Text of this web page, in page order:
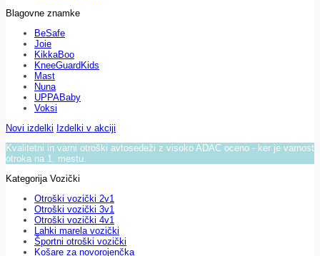
Blagovne znamke
BeSafe
Joie
KikkaBoo
KneeGuardKids
Mast
Nuna
UPPABaby
Voksi
Novi izdelki Izdelki v akciji
Kvalitetni in varni otroški avtosedeži z visoko ADAC oceno - ker je varnost
otroka na 1. mestu.
Kategorija Vozički
Otroški vozički 2v1
Otroški vozički 3v1
Otroški vozički 4v1
Lahki marela vozički
Športni otroški vozički
Košare za novorojenčka